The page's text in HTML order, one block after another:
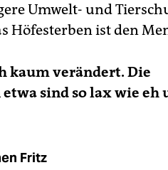
Umwelt- und
Höfesterben ist den
kaum verändert. Die
sind so lax wie eh
Fritz